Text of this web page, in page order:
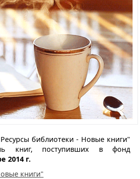
библиотеки - Новые книги"
книг, поступивших в фонд
2014 г.
книги"